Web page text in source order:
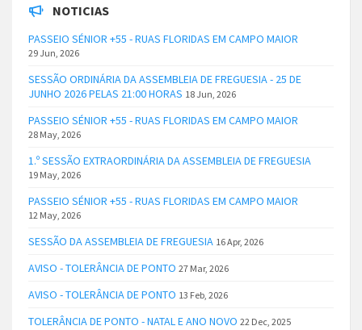
NOTICIAS
PASSEIO SÉNIOR +55 - RUAS FLORIDAS EM CAMPO MAIOR
29 Jun, 2026
SESSÃO ORDINÁRIA DA ASSEMBLEIA DE FREGUESIA - 25 DE
JUNHO 2026 PELAS 21:00 HORAS 18 Jun, 2026
PASSEIO SÉNIOR +55 - RUAS FLORIDAS EM CAMPO MAIOR
28 May, 2026
1.º SESSÃO EXTRAORDINÁRIA DA ASSEMBLEIA DE FREGUESIA
19 May, 2026
PASSEIO SÉNIOR +55 - RUAS FLORIDAS EM CAMPO MAIOR
12 May, 2026
SESSÃO DA ASSEMBLEIA DE FREGUESIA 16 Apr, 2026
AVISO - TOLERÂNCIA DE PONTO 27 Mar, 2026
AVISO - TOLERÂNCIA DE PONTO 13 Feb, 2026
TOLERÂNCIA DE PONTO - NATAL E ANO NOVO 22 Dec, 2025